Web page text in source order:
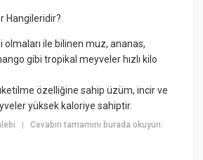
Hangileridir?
olmaları ile bilinen muz, ananas,
gibi tropikal meyveler hızlı kilo
özelliğine sahip üzüm, incir ve
yüksek kaloriye sahiptir.
|Cevabın tamamını burada okuyun: